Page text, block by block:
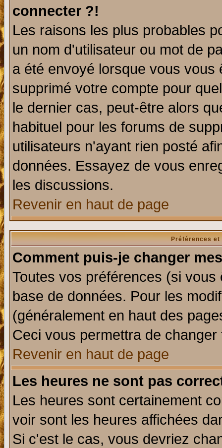
connecter ?!
Les raisons les plus probables
un nom d'utilisateur ou mot de
a été envoyé lorsque vous
supprimé votre compte pour
le dernier cas, peut-être alors
habituel pour les forums de
utilisateurs n'ayant rien posté
données. Essayez de vous
les discussions.
Revenir en haut de page
Préférences
Comment puis-je changer
Toutes vos préférences (si
base de données. Pour les
(généralement en haut des
Ceci vous permettra de
Revenir en haut de page
Les heures ne sont pas
Les heures sont certainement
voir sont les heures affichées
Si c'est le cas, vous devriez